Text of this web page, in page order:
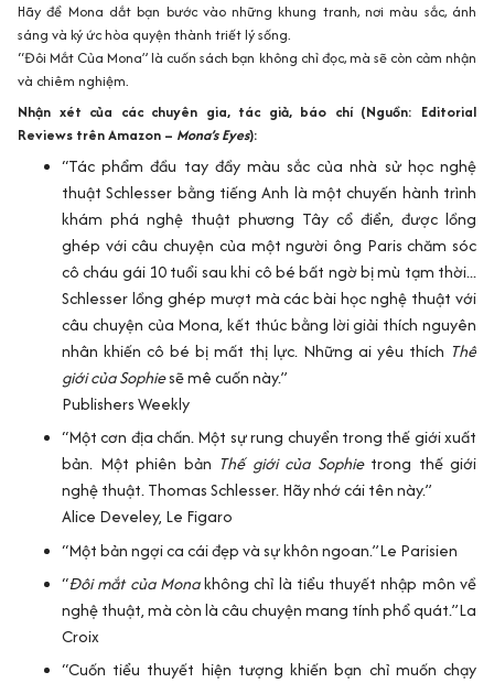
Hãy để Mona dắt bạn bước vào những khung tranh, nơi màu sắc, ánh
sáng và ký ức hòa quyện thành triết lý sống.
“Đôi Mắt Của Mona”là cuốn sách bạn không chỉ đọc, mà sẽ còn cảm nhận
và chiêm nghiệm.
Nhận xét của các chuyên gia, tác giả, báo chí (Nguồn: Editorial
Reviews trên Amazon – Mona’s Eyes):
“Tác phẩm đầu tay đầy màu sắc của nhà sử học nghệ
thuật Schlesser bằng tiếng Anh là một chuyến hành trình
khám phá nghệ thuật phương Tây cổ điển, được lồng
ghép với câu chuyện của một người ông Paris chăm sóc
cô cháu gái 10 tuổi sau khi cô bé bất ngờ bị mù tạm thời...
Schlesser lồng ghép mượt mà các bài học nghệ thuật với
câu chuyện của Mona, kết thúc bằng lời giải thích nguyên
nhân khiến cô bé bị mất thị lực. Những ai yêu thích Thế
giới của Sophiesẽ mê cuốn này.”
Publishers Weekly
“Một cơn địa chấn. Một sự rung chuyển trong thế giới xuất
bản. Một phiên bản Thế giới của Sophietrong thế giới
nghệ thuật. Thomas Schlesser. Hãy nhớ cái tên này.”
Alice Develey, Le Figaro
“Một bản ngợi ca cái đẹp và sự khôn ngoan.”Le Parisien
“Đôi mắt của Monakhông chỉ là tiểu thuyết nhập môn về
nghệ thuật, mà còn là câu chuyện mang tính phổ quát.”La
Croix
“Cuốn tiểu thuyết hiện tượng khiến bạn chỉ muốn chạy